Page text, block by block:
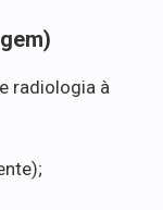
radiologia à